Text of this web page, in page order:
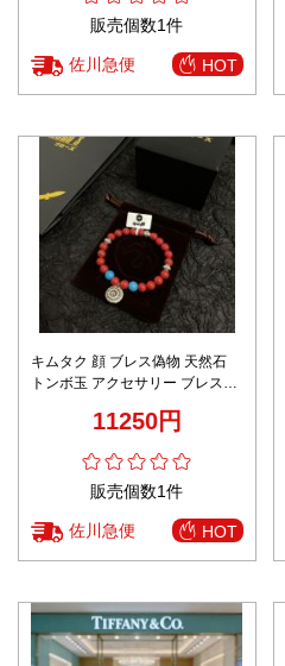
販売個数1件
佐川急便 HOT
キムタク 顔 ブレス偽物 天然石
トンボ玉 アクセサリー ブレスレ
11250円
販売個数1件
佐川急便 HOT